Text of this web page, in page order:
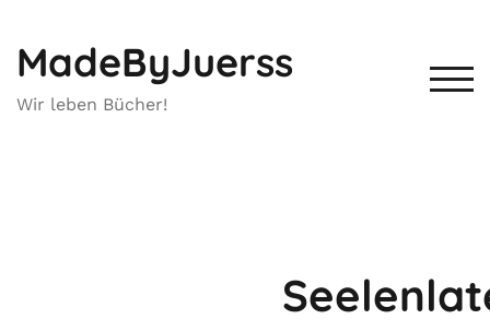
MadeByJuerss
Wir leben Bücher!